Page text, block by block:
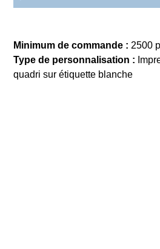
Minimum de commande : 2500
Type de personnalisation :
quadri sur étiquette blanche